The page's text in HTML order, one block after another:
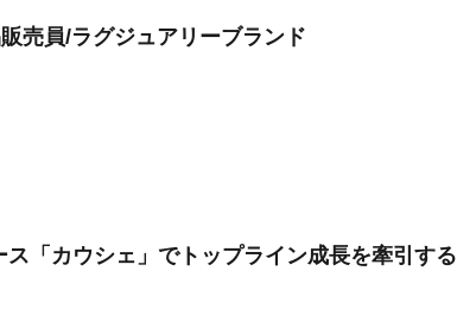
売員/ラグジュアリーブランド
「カウシェ」でトップライン成長を牽引する